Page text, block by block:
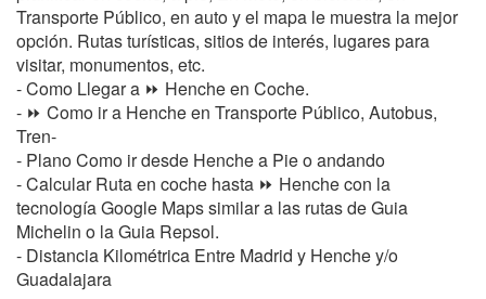
Transporte Público, en auto y el mapa le muestra la mejor
opción. Rutas turísticas, sitios de interés, lugares para
visitar, monumentos, etc.
- Como Llegar a ⏩ Henche en Coche.
- ⏩ Como ir a Henche en Transporte Público, Autobus,
Tren-
- Plano Como ir desde Henche a Pie o andando
- Calcular Ruta en coche hasta ⏩ Henche con la
tecnología Google Maps similar a las rutas de Guia
Michelin o la Guia Repsol.
- Distancia Kilométrica Entre Madrid y Henche y/o
Guadalajara